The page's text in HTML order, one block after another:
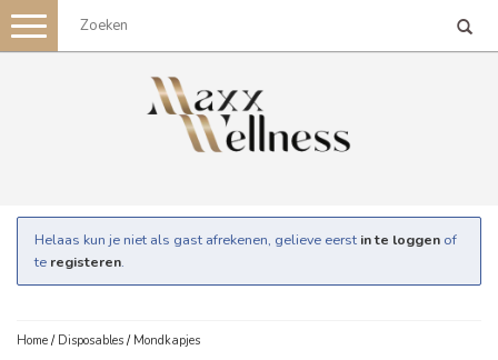
Toggle
navigation
Helaas kun je niet als gast afrekenen, gelieve eerst in te loggen of
te registeren.
Home / Disposables / Mondkapjes